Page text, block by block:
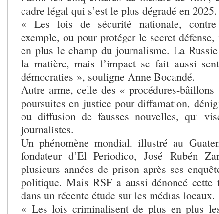
cadre légal qui s’est le plus dégradé en 2025.
« Les lois de sécurité nationale,
exemple, ou pour protéger le secret
en plus le champ du journalisme. La
la matière, mais l’impact se fait aussi
démocraties », souligne Anne Bocandé.
Autre arme, celle des « procédures-
poursuites en justice pour diffamation,
ou diffusion de fausses nouvelles, qui
journalistes.
Un phénomène mondial, illustré au
fondateur d’El Periodico, José Rubén
plusieurs années de prison après ses
politique. Mais RSF a aussi dénoncé cette
dans un récente étude sur les médias locaux.
« Les lois criminalisent de plus en plus